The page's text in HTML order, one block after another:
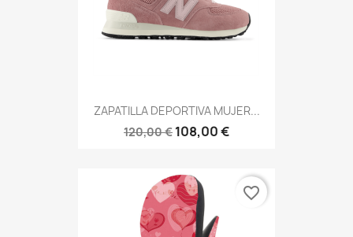
ZAPATILLA DEPORTIVA MUJER...
120,00 € 108,00 €
favorite_border